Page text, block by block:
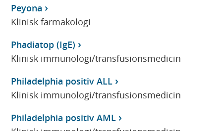
Peyona
Klinisk farmakologi
Phadiatop (IgE)
Klinisk immunologi/transfusionsmedicin
Philadelphia positiv ALL
Klinisk immunologi/transfusionsmedicin
Philadelphia positiv AML